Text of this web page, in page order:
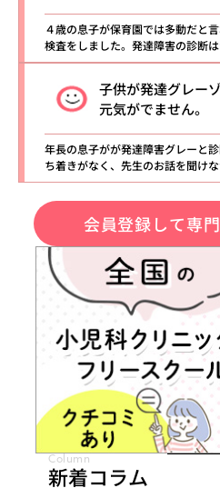
４歳の息子が保育園では多動だと
検査をしました。発達障害の診断
子供が発達グレー
元気がでません。
年長の息子がが発達障害グレーと
ち着きがなく、先生のお話を聞け
会員登録して専
Column
新着コラム